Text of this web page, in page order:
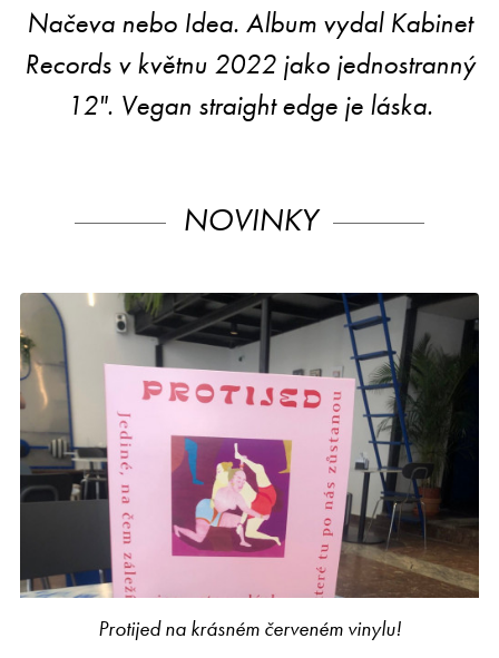
Načeva nebo Idea. Album vydal Kabinet
Records v květnu 2022 jako jednostranný
12". Vegan straight edge je láska.
NOVINKY
Protijed na krásném červeném vinylu!